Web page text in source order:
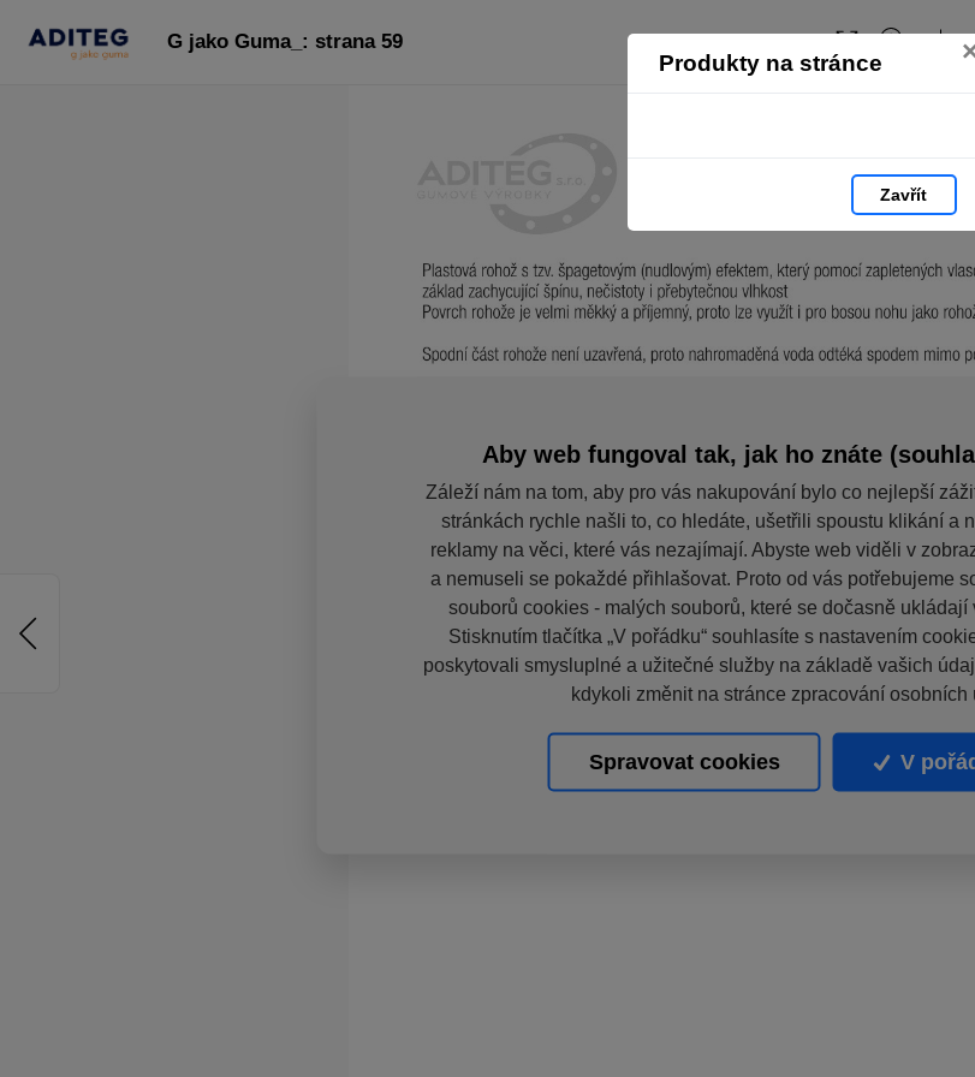
Produkty na stránce
Zavřít
G jako Guma_: strana 59
Aby web fungoval tak, jak ho znáte
Záleží nám na tom, aby pro vás nakupování bylo co nejlepší
stránkách rychle našli to, co hledáte, ušetřili spoustu klikání a
reklamy na věci, které vás nezajímají. Abyste web viděli v
a nemuseli se pokaždé přihlašovat. Proto od vás potřebujeme
souborů cookies - malých souborů, které se dočasně ukládají
Stisknutím tlačítka „V pořádku“ souhlasíte s nastavením
poskytovali smysluplné a užitečné služby na základě vašich
kdykoli změnit na stránce zpracování osobních
Spravovat cookies V